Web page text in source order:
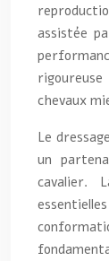
assistée
chevaux
Le
un
cavalier.